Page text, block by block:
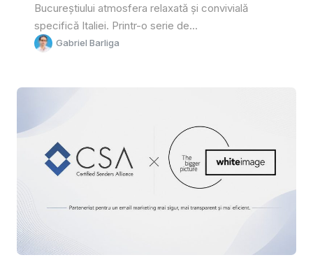
Bucureștiului atmosfera relaxată și convivială
specifică Italiei. Printr-o serie de...
Gabriel Barliga